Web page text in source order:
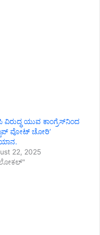
ವಿರುದ್ಧ ಯುವ ಕಾಂಗ್ರೆಸ್‌ನಿಂದ
ವೋಟ್ ಚೋರಿ’
22, 2025